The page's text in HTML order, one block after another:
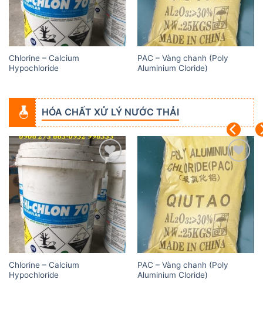
Chlorine – Calcium
Hypochloride
PAC – Vàng chanh (Poly
Aluminium Cloride)
HÓA CHẤT XỬ LÝ NƯỚC THẢI
Add to
wishlist
Chlorine – Calcium
Hypochloride
Add to
wishlist
PAC – Vàng chanh (Poly
Aluminium Cloride)